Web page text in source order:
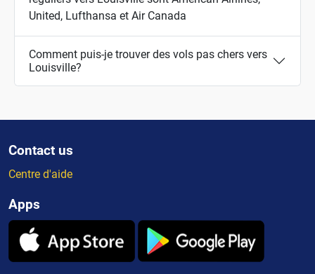
United, Lufthansa et Air Canada
Comment puis-je trouver des vols pas chers vers
Louisville?
Contact us
Centre d'aide
Apps